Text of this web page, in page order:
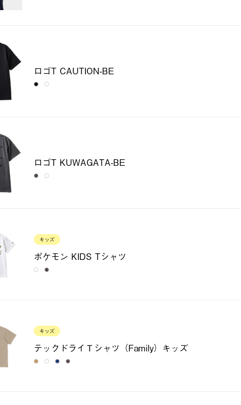
ロゴT CAUTION-BE
ロゴT KUWAGATA-BE
キッズ
ポケモン KIDS Tシャツ
キッズ
テックドライＴシャツ（Family）キッズ